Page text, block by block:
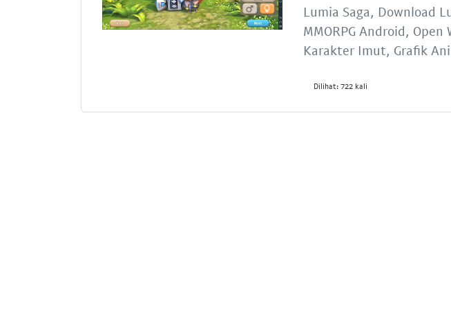
Lumia Saga, Download
MMORPG Android, Open
Karakter Imut, Grafik
Dilihat: 722 kali